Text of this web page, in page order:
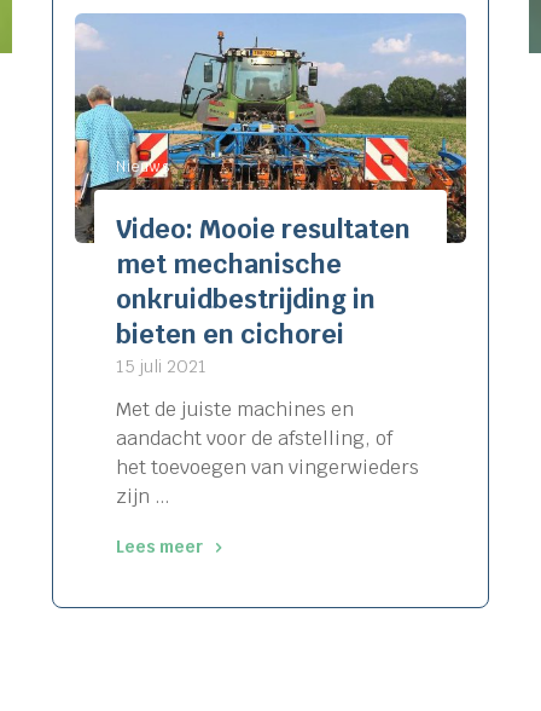
Nieuws
Video: Mooie resultaten
met mechanische
onkruidbestrijding in
bieten en cichorei
15 juli 2021
Met de juiste machines en
aandacht voor de afstelling, of
het toevoegen van vingerwieders
zijn …
Lees meer
Mooie